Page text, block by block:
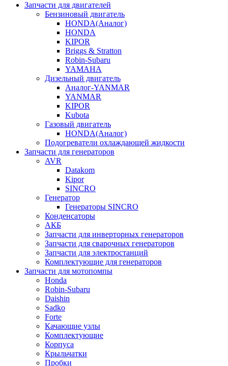
Запчасти для двигателей
Бензиновый двигатель
HONDA(Aналог)
HONDA
KIPOR
Briggs & Stratton
Robin-Subaru
YAMAHA
Дизельный двигатель
Аналог-YANMAR
YANMAR
KIPOR
Kubota
Газовый двигатель
HONDA(Aналог)
Подогреватели охлаждающей жидкости
Запчасти для генераторов
AVR
Datakom
Kipor
SINCRO
Генератор
Генераторы SINCRO
Конденсаторы
АКБ
Запчасти для инверторных генераторов
Запчасти для сварочных генераторов
Запчасти для электростанций
Комплектующие для генераторов
Запчасти для мотопомпы
Honda
Robin-Subaru
Daishin
Sadko
Forte
Качающие узлы
Комплектующие
Корпуса
Крыльчатки
Пробки